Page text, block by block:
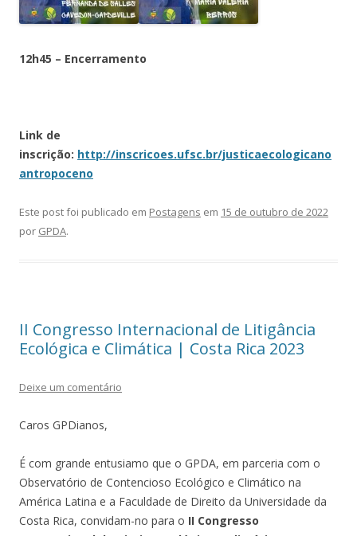
12h45 – Encerramento
Link de
inscrição: http://inscricoes.ufsc.br/justicaecologicano
antropoceno
Este post foi publicado em Postagens em 15 de outubro de 2022
por GPDA.
II Congresso Internacional de Litigância
Ecológica e Climática | Costa Rica 2023
Deixe um comentário
Caros GPDianos,
É com grande entusiamo que o GPDA, em parceria com o
Observatório de Contencioso Ecológico e Climático na
América Latina e a Faculdade de Direito da Universidade da
Costa Rica, convidam-no para o II Congresso